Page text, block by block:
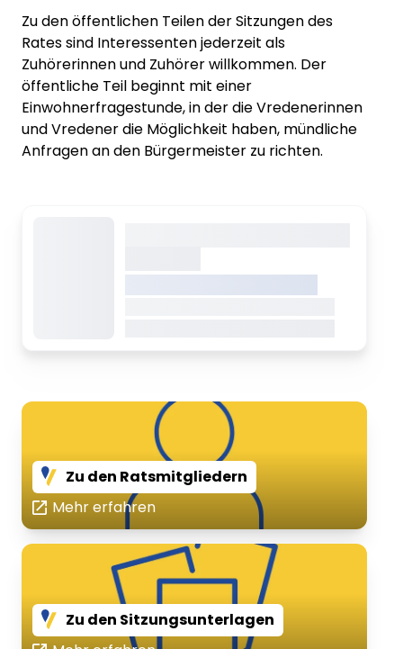
Zu den öffentlichen Teilen der Sitzungen des
Rates sind Interessenten jederzeit als
Zuhörerinnen und Zuhörer willkommen. Der
öffentliche Teil beginnt mit einer
Einwohnerfragestunde, in der die Vredenerinnen
und Vredener die Möglichkeit haben, mündliche
Anfragen an den Bürgermeister zu richten.
Zu den Ratsmitgliedern
Mehr erfahren
Zu den Sitzungsunterlagen